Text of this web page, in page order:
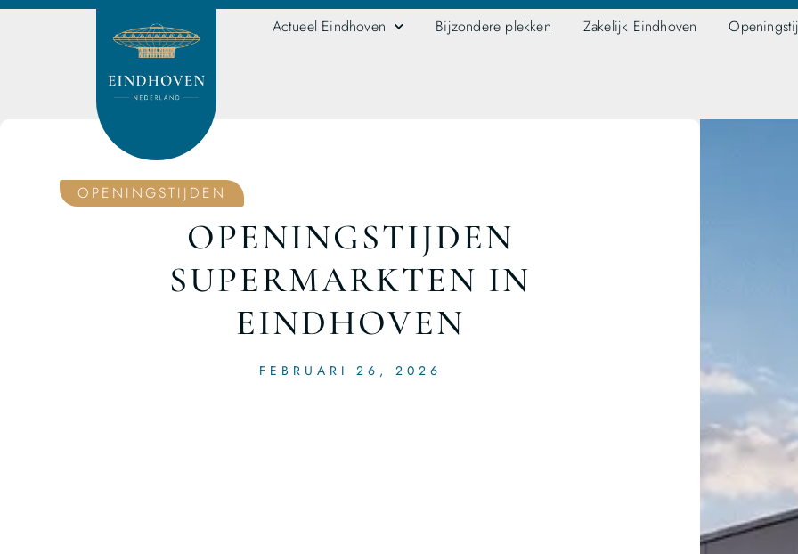
Actueel Eindhoven Bijzondere plekken Zakelijk Eindhoven
OPENINGSTIJDEN
OPENINGSTIJDEN
SUPERMARKTEN IN
EINDHOVEN
FEBRUARI 26, 2026